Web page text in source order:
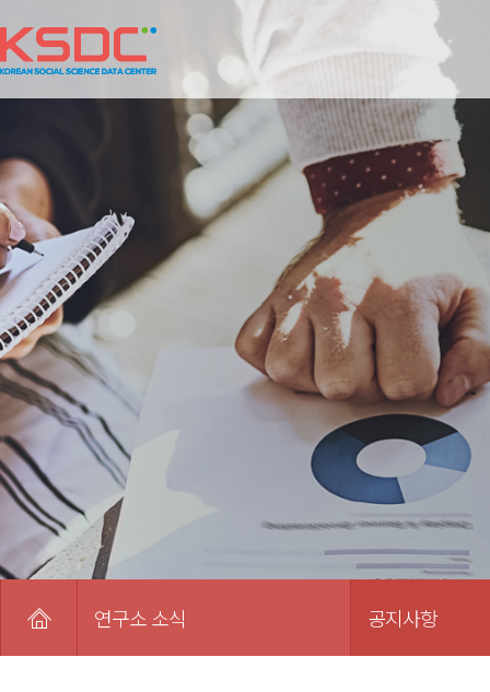
연구소 소식 공지사항